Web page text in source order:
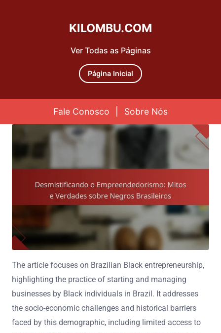
Ver Todas as Páginas
KILOMBU.COM
Página Inicial
Fale Conosco Sobre Nós
Skip to content
The article focuses on Brazilian Black entrepreneurship,
highlighting the practice of starting and managing
businesses by Black individuals in Brazil. It addresses
the socio-economic challenges and historical barriers
faced by this demographic, including limited access to